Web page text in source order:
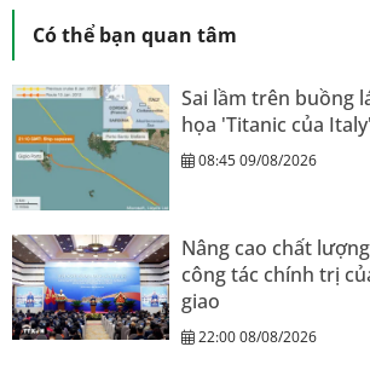
Có thể bạn quan tâm
Sai lầm trên buồng
họa 'Titanic của Italy'
08:45 09/08/2026
Nâng cao chất
công tác chính trị
giao
22:00 08/08/2026